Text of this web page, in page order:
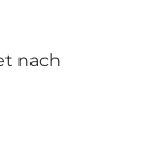
nach